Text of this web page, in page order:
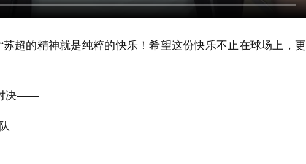
苏超的精神就是纯粹的快乐！希望这份快乐不止在球场上，更
决——